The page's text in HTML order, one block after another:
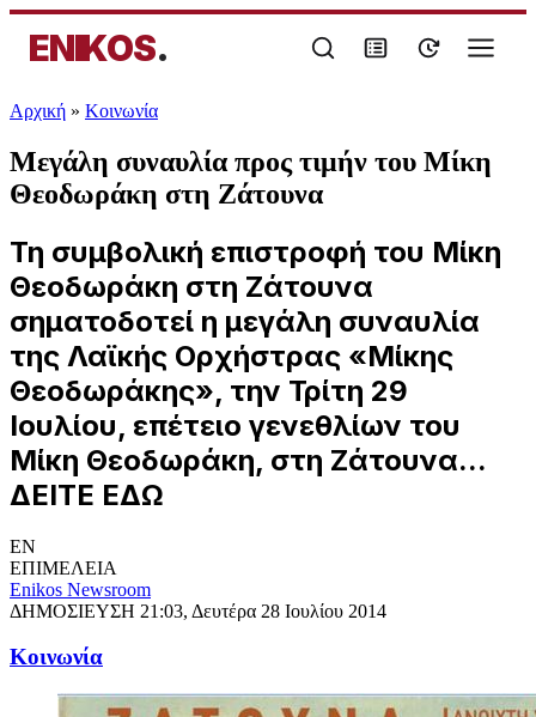
ENIKOS.
Αρχική » Κοινωνία
Μεγάλη συναυλία προς τιμήν του Μίκη
Θεοδωράκη στη Ζάτουνα
Τη συμβολική επιστροφή του Μίκη
Θεοδωράκη στη Ζάτουνα
σηματοδοτεί η μεγάλη συναυλία
της Λαϊκής Ορχήστρας «Μίκης
Θεοδωράκης», την Τρίτη 29
Ιουλίου, επέτειο γενεθλίων του
Μίκη Θεοδωράκη, στη Ζάτουνα...
ΔΕΙΤΕ ΕΔΩ
EN
ΕΠΙΜΕΛΕΙΑ
Enikos Newsroom
ΔΗΜΟΣΙΕΥΣΗ 21:03, Δευτέρα 28 Ιουλίου 2014
Κοινωνία